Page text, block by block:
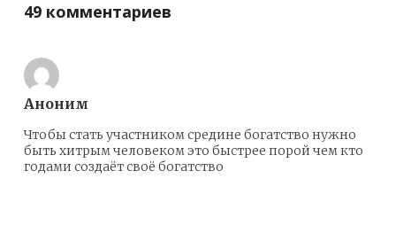
49 комментариев
Аноним
Чтобы стать участником средине богатство нужно
быть хитрым человеком это быстрее порой чем кто
годами создаёт своё богатство